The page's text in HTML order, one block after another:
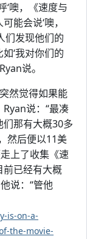
‘噢，《速度与
能会说‘噢，
们发现他们的
‘我对你们的
说。
然觉得如果能
说：“最凑
那有大概30多
然后便以11美
上了收集《速
前已经有大概
说：“管他
is-on-a-
the-movie-